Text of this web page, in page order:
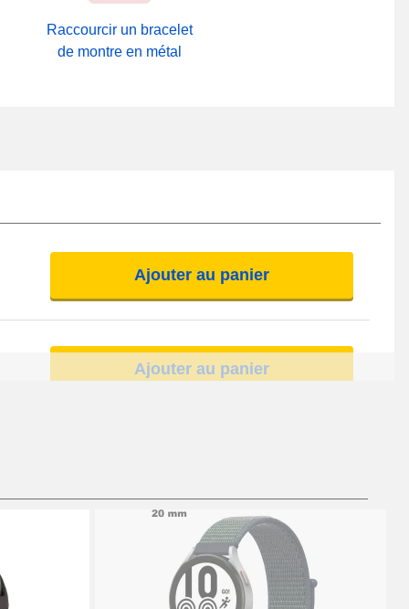
Raccourcir un bracelet
de montre en métal
Ajouter au panier
Ajouter au panier
Ajouter au panier